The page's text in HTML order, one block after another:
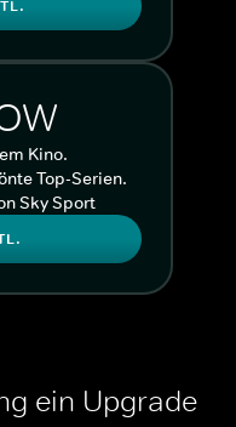
Kino.
Top-Serien.
Sky Sport
ein Upgrade